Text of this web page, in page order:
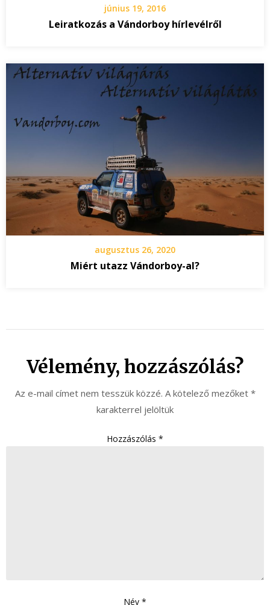
június 19, 2016
Leiratkozás a Vándorboy hírlevélről
augusztus 26, 2020
Miért utazz Vándorboy-al?
Vélemény, hozzászólás?
Az e-mail címet nem tesszük közzé. A kötelező mezőket *
karakterrel jelöltük
Hozzászólás *
Név *